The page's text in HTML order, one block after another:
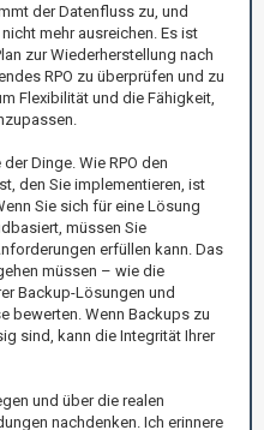
der Datenfluss zu, und
mehr ausreichen. Es ist
zur Wiederherstellung nach
RPO zu überprüfen und zu
Flexibilität und die Fähigkeit,
Dinge. Wie RPO den
den Sie implementieren, ist
Sie sich für eine Lösung
müssen Sie
erfüllen kann. Das
müssen – wie die
Backup-Lösungen und
bewerten. Wenn Backups zu
sind, kann die Integrität Ihrer
und über die realen
nachdenken. Ich erinnere